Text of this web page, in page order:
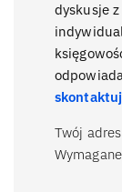
dyskusje
Twój